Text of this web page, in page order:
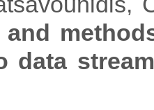
and
data